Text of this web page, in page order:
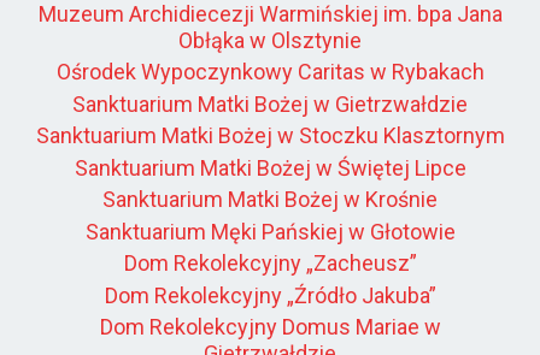
Muzeum Archidiecezji Warmińskiej im. bpa Jana
Obłąka w Olsztynie
Ośrodek Wypoczynkowy Caritas w Rybakach
Sanktuarium Matki Bożej w Gietrzwałdzie
Sanktuarium Matki Bożej w Stoczku Klasztornym
Sanktuarium Matki Bożej w Świętej Lipce
Sanktuarium Matki Bożej w Krośnie
Sanktuarium Męki Pańskiej w Głotowie
Dom Rekolekcyjny „Zacheusz”
Dom Rekolekcyjny „Źródło Jakuba”
Dom Rekolekcyjny Domus Mariae w